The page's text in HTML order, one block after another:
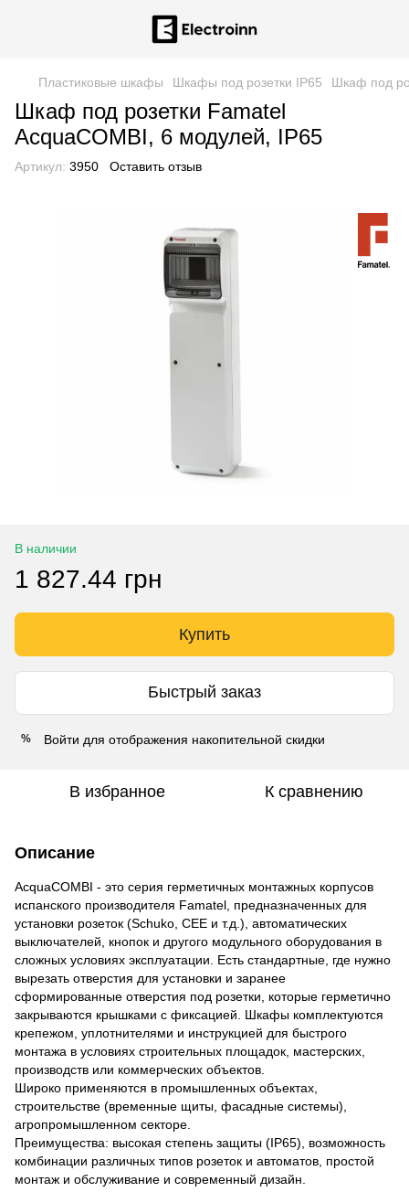
Пластиковые шкафы Шкафы под розетки IP65 Шкаф под
Шкаф под розетки Famatel
AcquaCOMBI, 6 модулей, IP65
Артикул: 3950 Оставить отзыв
В наличии
1 827.44 грн
Купить
Быстрый заказ
% Войти для отображения накопительной скидки
В избранное К сравнению
Описание
AcquaCOMBI - это серия герметичных монтажных корпусов
испанского производителя Famatel, предназначенных для
установки розеток (Schuko, CEE и т.д.), автоматических
выключателей, кнопок и другого модульного оборудования в
сложных условиях эксплуатации. Есть стандартные, где нужно
вырезать отверстия для установки и заранее
сформированные отверстия под розетки, которые герметично
закрываются крышками с фиксацией. Шкафы комплектуются
крепежом, уплотнителями и инструкцией для быстрого
монтажа в условиях строительных площадок, мастерских,
производств или коммерческих объектов.
Широко применяются в промышленных объектах,
строительстве (временные щиты, фасадные системы),
агропромышленном секторе.
Преимущества: высокая степень защиты (IP65), возможность
комбинации различных типов розеток и автоматов, простой
монтаж и обслуживание и современный дизайн.